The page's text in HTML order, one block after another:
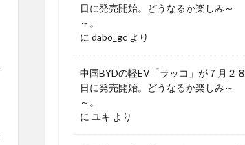
日に発売開始。どうなるか楽しみ～
～。
に dabo_gc より
中国BYDの軽EV「ラッコ」が７月２８
日に発売開始。どうなるか楽しみ～
～。
に ユキ より